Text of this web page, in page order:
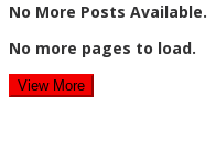
No More Posts Available.
No more pages to load.
View More